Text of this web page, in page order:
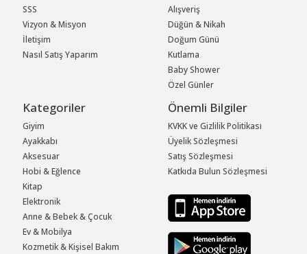
SSS
Vizyon & Misyon
İletişim
Nasıl Satış Yaparım
Alışveriş
Düğün & Nikah
Doğum Günü
Kutlama
Baby Shower
Özel Günler
Kategoriler
Giyim
Ayakkabı
Aksesuar
Hobi & Eğlence
Kitap
Elektronik
Anne & Bebek & Çocuk
Ev & Mobilya
Kozmetik & Kişisel Bakım
Önemli Bilgiler
KVKK ve Gizlilik Politikası
Üyelik Sözleşmesi
Satış Sözleşmesi
Katkıda Bulun Sözleşmesi